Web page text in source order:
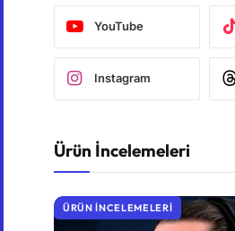
YouTube
Instagram
Ürün İncelemeleri
ÜRÜN İNCELEMELERI